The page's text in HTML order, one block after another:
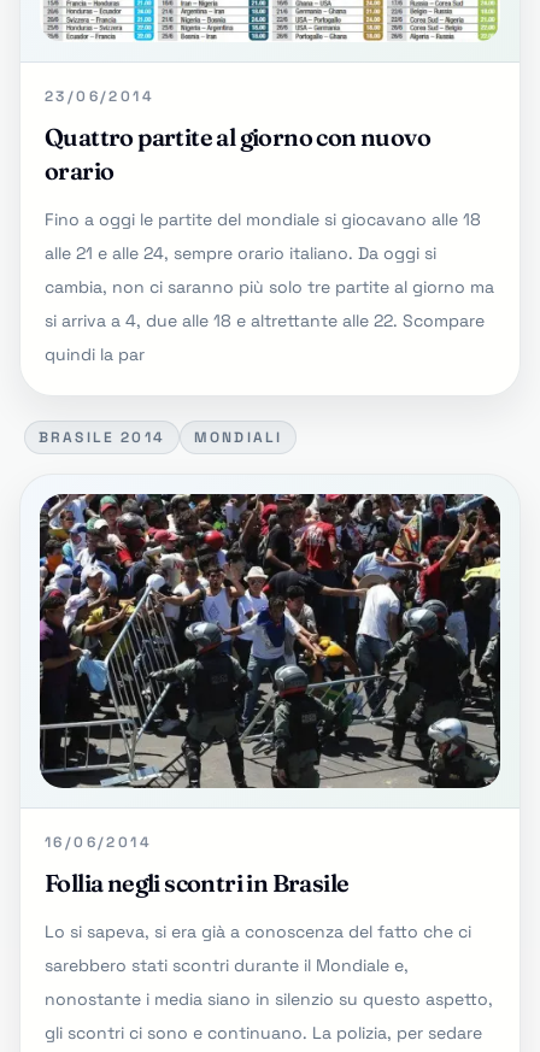
23/06/2014
Quattro partite al giorno con nuovo
orario
Fino a oggi le partite del mondiale si giocavano alle 18
alle 21 e alle 24, sempre orario italiano. Da oggi si
cambia, non ci saranno più solo tre partite al giorno ma
si arriva a 4, due alle 18 e altrettante alle 22. Scompare
quindi la par
BRASILE 2014 MONDIALI
16/06/2014
Follia negli scontri in Brasile
Lo si sapeva, si era già a conoscenza del fatto che ci
sarebbero stati scontri durante il Mondiale e,
nonostante i media siano in silenzio su questo aspetto,
gli scontri ci sono e continuano. La polizia, per sedare